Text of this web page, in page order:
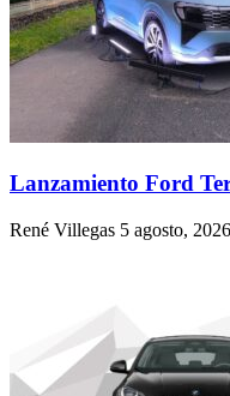
Lanzamiento Ford
René Villegas 5 agosto, 2026